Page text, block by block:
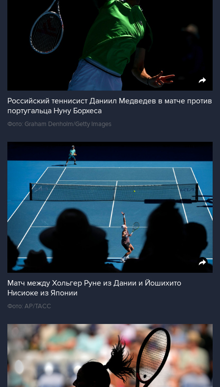
Российский теннисист Даниил Медведев в матче против
португальца Нуну Борхеса
Фото: Graham Denholm/Getty Images
Матч между Хольгер Руне из Дании и Йошихито
Нисиоке из Японии
Фото: АР/ТАСС